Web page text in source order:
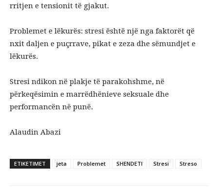
rritjen e tensionit të gjakut.
Problemet e lëkurës: stresi është një nga faktorët që
nxit daljen e puçrrave, pikat e zeza dhe sëmundjet e
lëkurës.
Stresi ndikon në plakje të parakohshme, në
përkeqësimin e marrëdhënieve seksuale dhe
performancën në punë.
Alaudin Abazi
ETIKETIMET jeta Problemet SHENDETI Stresi Streso